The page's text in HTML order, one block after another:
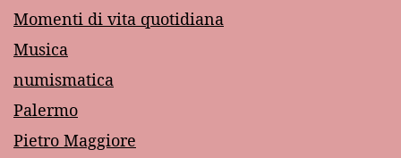
Momenti di vita quotidiana
Musica
numismatica
Palermo
Pietro Maggiore